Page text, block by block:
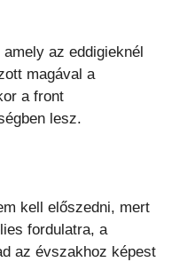
az eddigieknél
magával a
a front
lesz.
kell előszedni, mert
fordulatra, a
az évszakhoz képest